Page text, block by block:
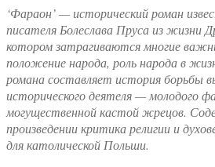
‘Фараон’ — исторический роман
писателя Болеслава Пруса из жизни
котором затрагиваются многие
положение народа, роль народа в
романа составляет история борьбы
исторического деятеля — молодого
могущественной кастой жрецов.
произведении критика религии и
для католической Польши.